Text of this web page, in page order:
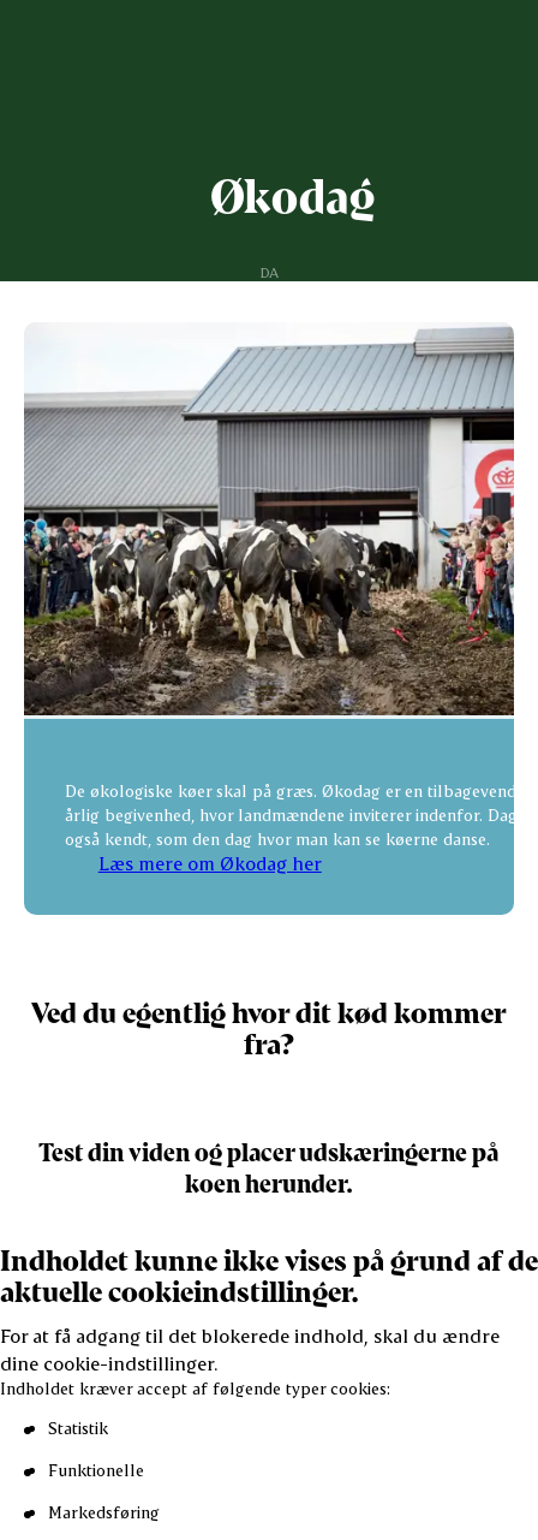
Økodag
DA
De økologiske køer skal på græs. Økodag er en
årlig begivenhed, hvor landmændene inviterer indenfor. Dagen
også kendt, som den dag hvor man kan se køerne danse.
Læs mere om Økodag her
Ved du egentlig hvor dit kød kommer
fra?
Test din viden og placer udskæringerne på
koen herunder.
Indholdet kunne ikke vises på grund af de
aktuelle cookieindstillinger.
For at få adgang til det blokerede indhold, skal du ændre
dine cookie-indstillinger.
Indholdet kræver accept af følgende typer cookies:
Statistik
Funktionelle
Markedsføring